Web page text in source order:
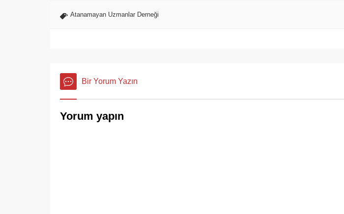
Atanamayan Uzmanlar Derneği
Bir Yorum Yazın
Yorum yapın